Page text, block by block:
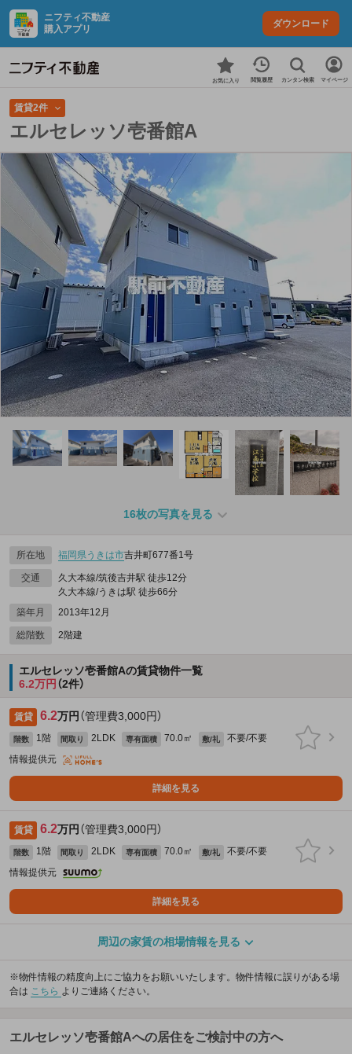
ニフティ不動産
購入アプリ
ダウンロード
お気に入り 閲覧履歴 カンタン検索 マイページ
賃貸2件
エルセレッソ壱番館A
16枚の写真を見る
所在地 福岡県うきは市吉井町677番1号
交通
久大本線/筑後吉井駅 徒歩12分
久大本線/うきは駅 徒歩66分
築年月
2013年12月
総階数 2階建
エルセレッソ壱番館Aの賃貸物件一覧
6.2万円 （2件）
賃貸 6.2万円 （管理費3,000円）
階数 1階 間取り 2LDK 専有面積 70.0㎡ 敷/礼
不要/不要
情報提供元
詳細を見る
賃貸 6.2万円 （管理費3,000円）
階数 1階 間取り 2LDK 専有面積 70.0㎡ 敷/礼
不要/不要
情報提供元
詳細を見る
周辺の家賃の相場情報を見る
※物件情報の精度向上にご協力をお願いいたします。物件情報に誤りがある場
合は こちら よりご連絡ください。
エルセレッソ壱番館Aへの居住をご検討中の方へ